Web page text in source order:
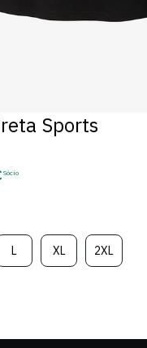
Sports
Sócio
LVariante
Esgotada
XLVariante
Esgotada
2XLVariante
Esgotada